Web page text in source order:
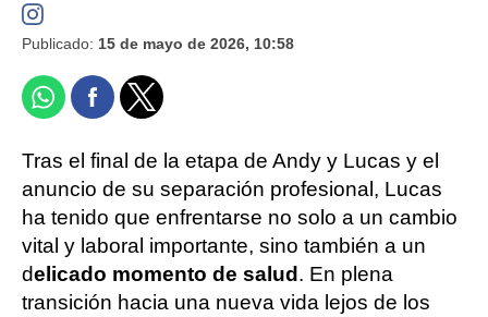
Publicado: 15 de mayo de 2026, 10:58
Tras el final de la etapa de Andy y Lucas y el
anuncio de su separación profesional, Lucas
ha tenido que enfrentarse no solo a un cambio
vital y laboral importante, sino también a un
delicado momento de salud. En plena
transición hacia una nueva vida lejos de los